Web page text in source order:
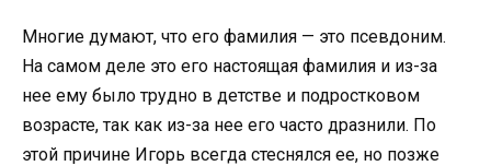
Многие думают, что его фамилия — это псевдоним.
На самом деле это его настоящая фамилия и из-за
нее ему было трудно в детстве и подростковом
возрасте, так как из-за нее его часто дразнили. По
этой причине Игорь всегда стеснялся ее, но позже